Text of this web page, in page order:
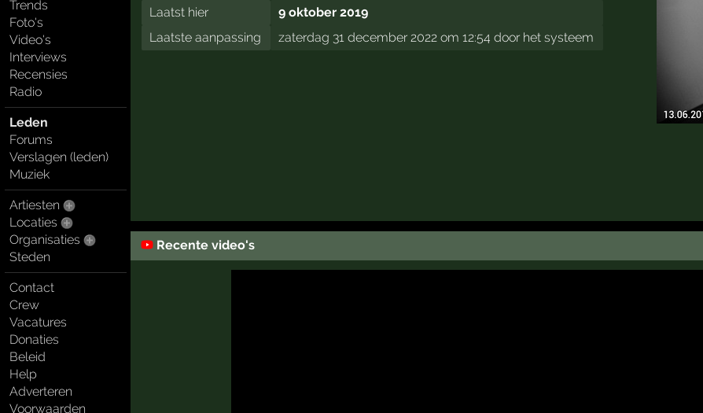
Trends
Foto's
Video's
Interviews
Recensies
Radio
Leden
Forums
Verslagen (leden)
Muziek
Artiesten
Locaties
Organisaties
Steden
Contact
Crew
Vacatures
Donaties
Beleid
Help
Adverteren
Voorwaarden
Laatst hier
9 oktober 2019
Laatste aanpassing
zaterdag 31 december 2022 om 12:54 door het systeem
Recente video's